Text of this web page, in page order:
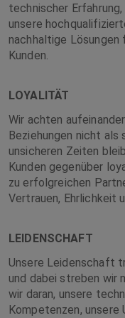
technischer
unsere
nachhaltige Lösungen
Kunden.
LOYALITÄT
Wir achten
Beziehungen nicht
unsicheren Zeiten
Kunden gegenüber
zu erfolgreichen
Vertrauen, Ehrlichkeit
LEIDENSCHAFT
Unsere Leidenschaft
und dabei streben wir
wir daran, unsere
Kompetenzen, unsere